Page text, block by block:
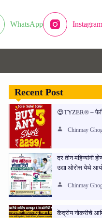
WhatsApp
Recent Post
😍TYZER® –
Chinmay
दर तीन महिन्यांनी
उद्या ओरोस येथे
Chinmay
केंद्रीय नोकरीचे